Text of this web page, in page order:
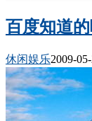
百度知道
休闲娱乐2009-05-